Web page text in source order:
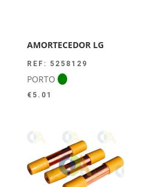
AMORTECEDOR LG
REF: 5258129
PORTO
€ 5.01